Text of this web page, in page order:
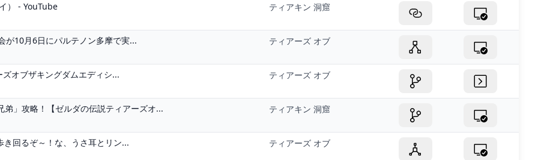
） - YouTube ティアキン 洞窟
が10月6日にパルテノン多摩で実... ティアーズ オブ
オブザキングダムエディシ... ティアーズ オブ
」攻略！【ゼルダの伝説ティアーズオ... ティアキン 洞窟
回るぞ～！な、うさ耳とリン... ティアーズ オブ